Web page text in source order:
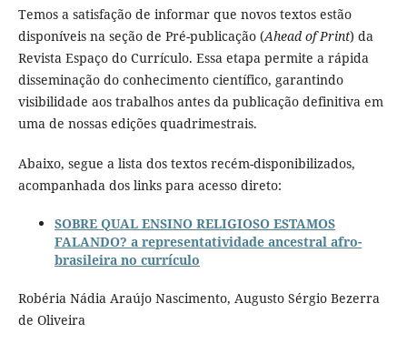
Temos a satisfação de informar que novos textos estão
disponíveis na seção de Pré-publicação (Ahead of Print) da
Revista Espaço do Currículo. Essa etapa permite a rápida
disseminação do conhecimento científico, garantindo
visibilidade aos trabalhos antes da publicação definitiva em
uma de nossas edições quadrimestrais.
Abaixo, segue a lista dos textos recém-disponibilizados,
acompanhada dos links para acesso direto:
SOBRE QUAL ENSINO RELIGIOSO ESTAMOS
FALANDO? a representatividade ancestral afro-
brasileira no currículo
Robéria Nádia Araújo Nascimento, Augusto Sérgio Bezerra
de Oliveira